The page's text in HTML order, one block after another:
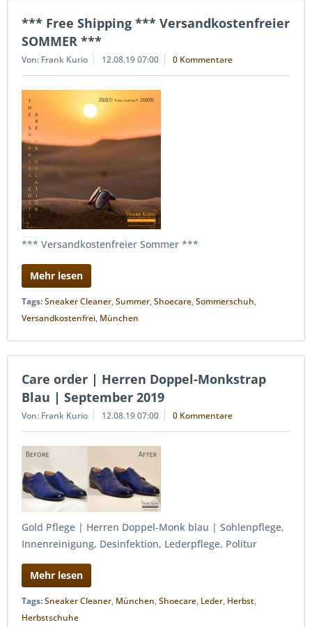
*** Free Shipping *** Versandkostenfreier
SOMMER ***
Von: Frank Kurio 12.08.19 07:00 0 Kommentare
*** Versandkostenfreier Sommer ***
Mehr lesen
Tags:Sneaker Cleaner,Summer,Shoecare,Sommerschuh,
Versandkostenfrei, München
Care order | Herren Doppel-Monkstrap
Blau | September 2019
Von: Frank Kurio 12.08.19 07:00 0 Kommentare
Gold Pflege | Herren Doppel-Monk blau | Sohlenpflege,
Innenreinigung, Desinfektion, Lederpflege, Politur
Mehr lesen
Tags:Sneaker Cleaner, München,Shoecare, Leder, Herbst,
Herbstschuhe